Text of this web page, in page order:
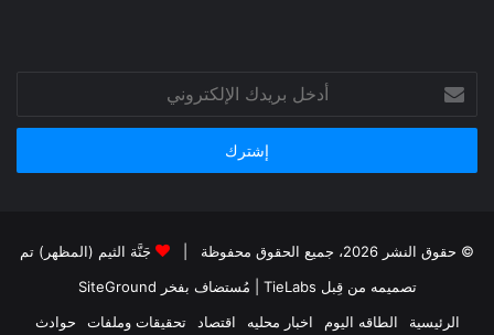
بريدك
الإلكتروني
© حقوق النشر 2026، جميع الحقوق محفوظة |
جَنَّة الثيم (المظهر) تم
تصميمه من قِبل TieLabs
| مُستضاف بفخر SiteGround
الرئيسية
الطاقه اليوم اخبار محليه اقتصاد تحقيقات وملفات حوادث